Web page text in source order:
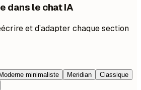
dans le chat IA
et d’adapter chaque section
Moderne minimaliste Meridian
Classique